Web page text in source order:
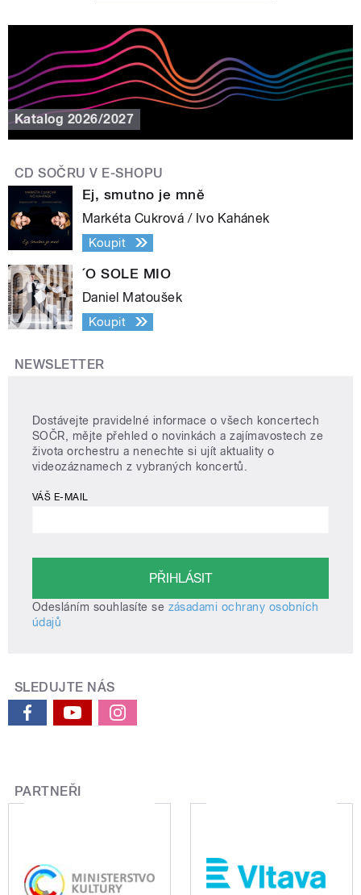
Katalog 2026/2027
CD SOČRU V E-SHOPU
Ej, smutno je mně
Markéta Cukrová / Ivo Kahánek
Koupit
´O SOLE MIO
Daniel Matoušek
Koupit
NEWSLETTER
Dostávejte pravidelné informace o všech koncertech
SOČR, mějte přehled o novinkách a zajímavostech ze
života orchestru a nenechte si ujít aktuality o
videozáznamech z vybraných koncertů.
VÁŠ E-MAIL
Odesláním souhlasíte se zásadami ochrany osobních
údajů
SLEDUJTE NÁS
PARTNEŘI